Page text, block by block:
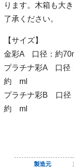
ります。木箱も大
了承ください。
【サイズ】
金彩A 口径：約
プラチナ彩A 口径
約 ml
プラチナ彩B 口径
約 ml
製造元